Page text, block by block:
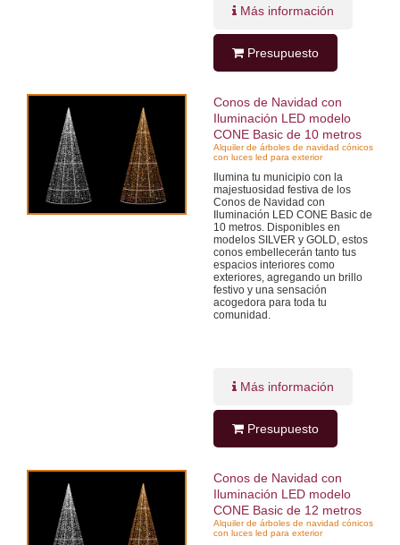
Más información
Presupuesto
Conos de Navidad con
Iluminación LED modelo
CONE Basic de 10 metros
Alquiler de árboles de navidad cónicos
con luces led para exterior
Ilumina tu municipio con la
majestuosidad festiva de los
Conos de Navidad con
Iluminación LED CONE Basic de
10 metros. Disponibles en
modelos SILVER y GOLD, estos
conos embellecerán tanto tus
espacios interiores como
exteriores, agregando un brillo
festivo y una sensación
acogedora para toda tu
comunidad.
Más información
Presupuesto
Conos de Navidad con
Iluminación LED modelo
CONE Basic de 12 metros
Alquiler de árboles de navidad cónicos
con luces led para exterior